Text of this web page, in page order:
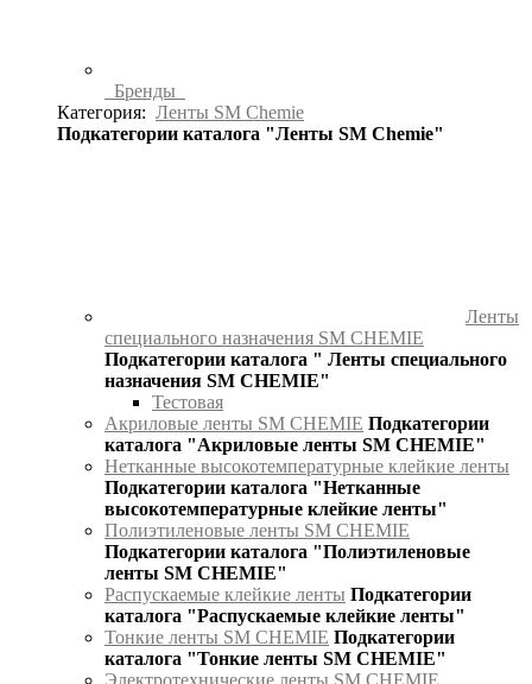
Бренды
Категория: Ленты SM Chemie
Подкатегории каталога "Ленты SM Chemie"
Ленты
специального назначения SM CHEMIE
Подкатегории каталога " Ленты специального
назначения SM CHEMIE"
Тестовая
Акриловые ленты SM CHEMIE Подкатегории
каталога "Акриловые ленты SM CHEMIE"
Нетканные высокотемпературные клейкие ленты
Подкатегории каталога "Нетканные
высокотемпературные клейкие ленты"
Полиэтиленовые ленты SM CHEMIE
Подкатегории каталога "Полиэтиленовые
ленты SM CHEMIE"
Распускаемые клейкие ленты Подкатегории
каталога "Распускаемые клейкие ленты"
Тонкие ленты SM CHEMIE Подкатегории
каталога "Тонкие ленты SM CHEMIE"
Электротехнические ленты SM CHEMIE